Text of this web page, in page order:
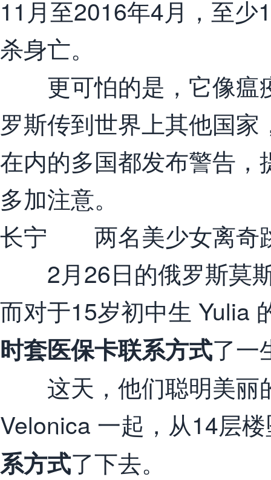
11月至2016年4月，至
杀身亡。
更可怕的是，它像瘟
罗斯传到世界上其他国
在内的多国都发布警告
多加注意。
长宁 两名美少女离奇
2月26日的俄罗斯莫斯
而对于15岁初中生 Yulia
时套医保卡联系方式了一
这天，他们聪明美丽
Velonica 一起，从14层
系方式了下去。